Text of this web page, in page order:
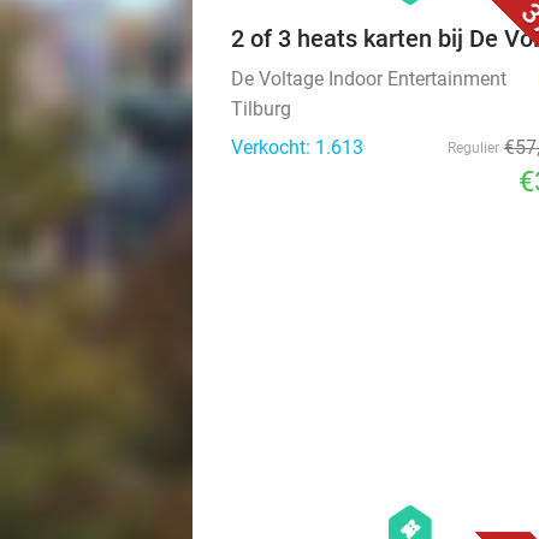
2 of 3 heats karten bij De
De Voltage Indoor Entertainment
Tilburg
Verkocht: 1.613
Regulier €57
events